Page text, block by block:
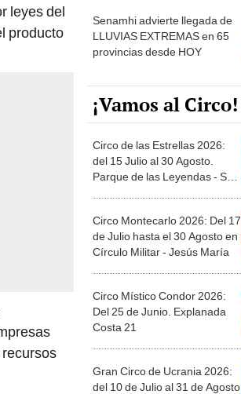
leyes del
producto
Senamhi advierte llegada de
LLUVIAS EXTREMAS en 65
provincias desde HOY
¡Vamos al Circo!
Circo de las Estrellas 2026:
del 15 Julio al 30 Agosto.
Parque de las Leyendas - San
Circo Montecarlo 2026: Del 17
de Julio hasta el 30 Agosto en
Círculo Militar - Jesús María
Circo Místico Condor 2026:
Del 25 de Junio. Explanada
Costa 21
Gran Circo de Ucrania 2026:
del 10 de Julio al 31 de Agosto